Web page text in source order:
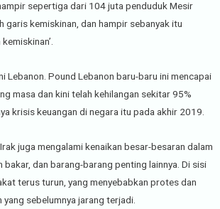
sepertiga dari 104 juta penduduk Mesir
garis kemiskinan, dan hampir sebanyak itu
Lebanon. Pound Lebanon baru-baru ini mencapai
masa dan kini telah kehilangan sekitar 95%
krisis keuangan di negara itu pada akhir 2019.
juga mengalami kenaikan besar-besaran dalam
bakar, dan barang-barang penting lainnya. Di sisi
terus turun, yang menyebabkan protes dan
sebelumnya jarang terjadi.